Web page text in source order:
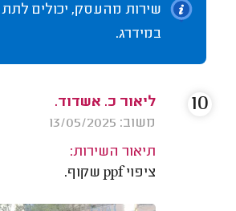
שירות מהעסק, יכולים
במידרג.
ליאור כ. אשדוד.
משוב: 13/05/2025
תיאור השירות:
ציפוי ppf שקוף.
10